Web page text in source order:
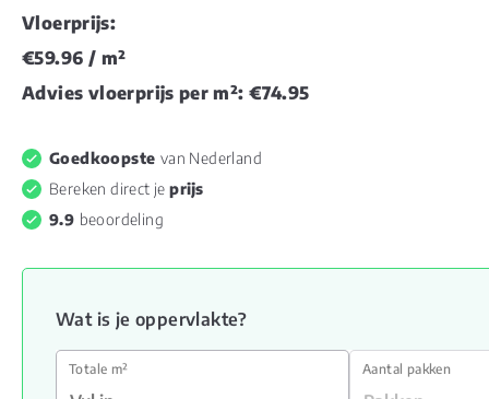
Vloerprijs:
€59.96 / m²
Advies vloerprijs per m²: €74.95
Goedkoopste van Nederland
Bereken direct jeprijs
9.9 beoordeling
Wat is je oppervlakte?
Totale m² Aantal pakken